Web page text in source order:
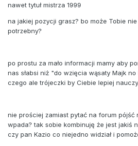
nawet tytuł mistrza 1999
na jakiej pozycji grasz? bo może Tobie
potrzebny?
po prostu za mało informacji mamy aby
nas słabsi niż "do wzięcia wąsaty Majk
czego ale trójeczki by Ciebie lepiej
nie prościej zamiast pytać na forum pójść
wpada? tak sobie kombinuję że jest jakiś
czy pan Kazio co niejedno widział i